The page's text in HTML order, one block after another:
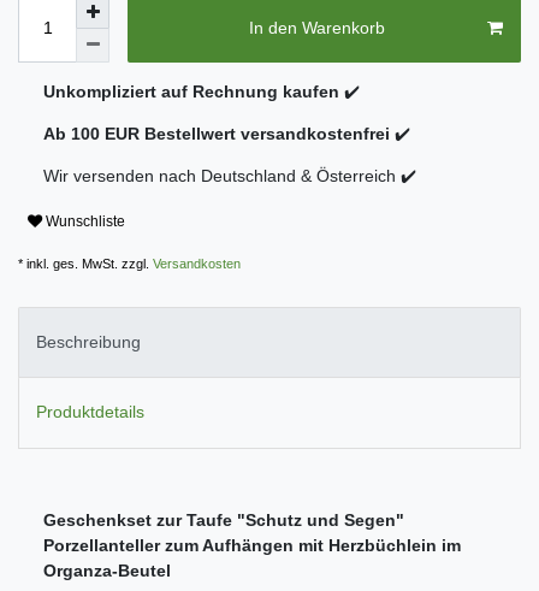
In den Warenkorb
Unkompliziert auf Rechnung kaufen ✔️
Ab 100 EUR Bestellwert versandkostenfrei ✔️
Wir versenden nach Deutschland & Österreich ✔️
Wunschliste
* inkl. ges. MwSt. zzgl. Versandkosten
Beschreibung
Produktdetails
Geschenkset zur Taufe "Schutz und Segen"
Porzellanteller zum Aufhängen mit Herzbüchlein im
Organza-Beutel